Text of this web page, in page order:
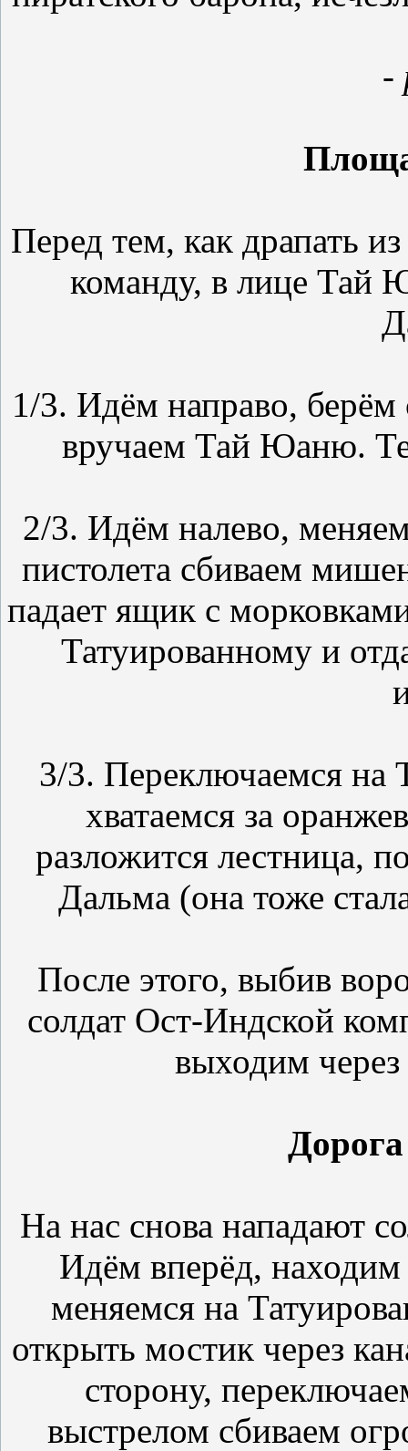
-
Перед тем, как драпать
команду, в лице Тай
1/3. Идём направо, берём
вручаем Тай Юаню.
2/3. Идём налево,
пистолета сбиваем
падает ящик с
Татуированному и
3/3. Переключаемся на
хватаемся за
разложится лестница,
Дальма (она тоже
После этого, выбив
солдат Ост-Индской
выходим
На нас снова нападают
Идём вперёд,
меняемся на
открыть мостик через
сторону,
выстрелом сбиваем